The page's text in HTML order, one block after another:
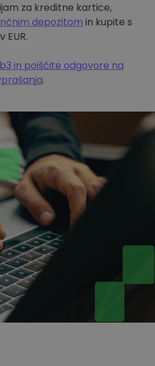
za kreditne kartice,
depozitom in kupite s
in poiščite odgovore na
.